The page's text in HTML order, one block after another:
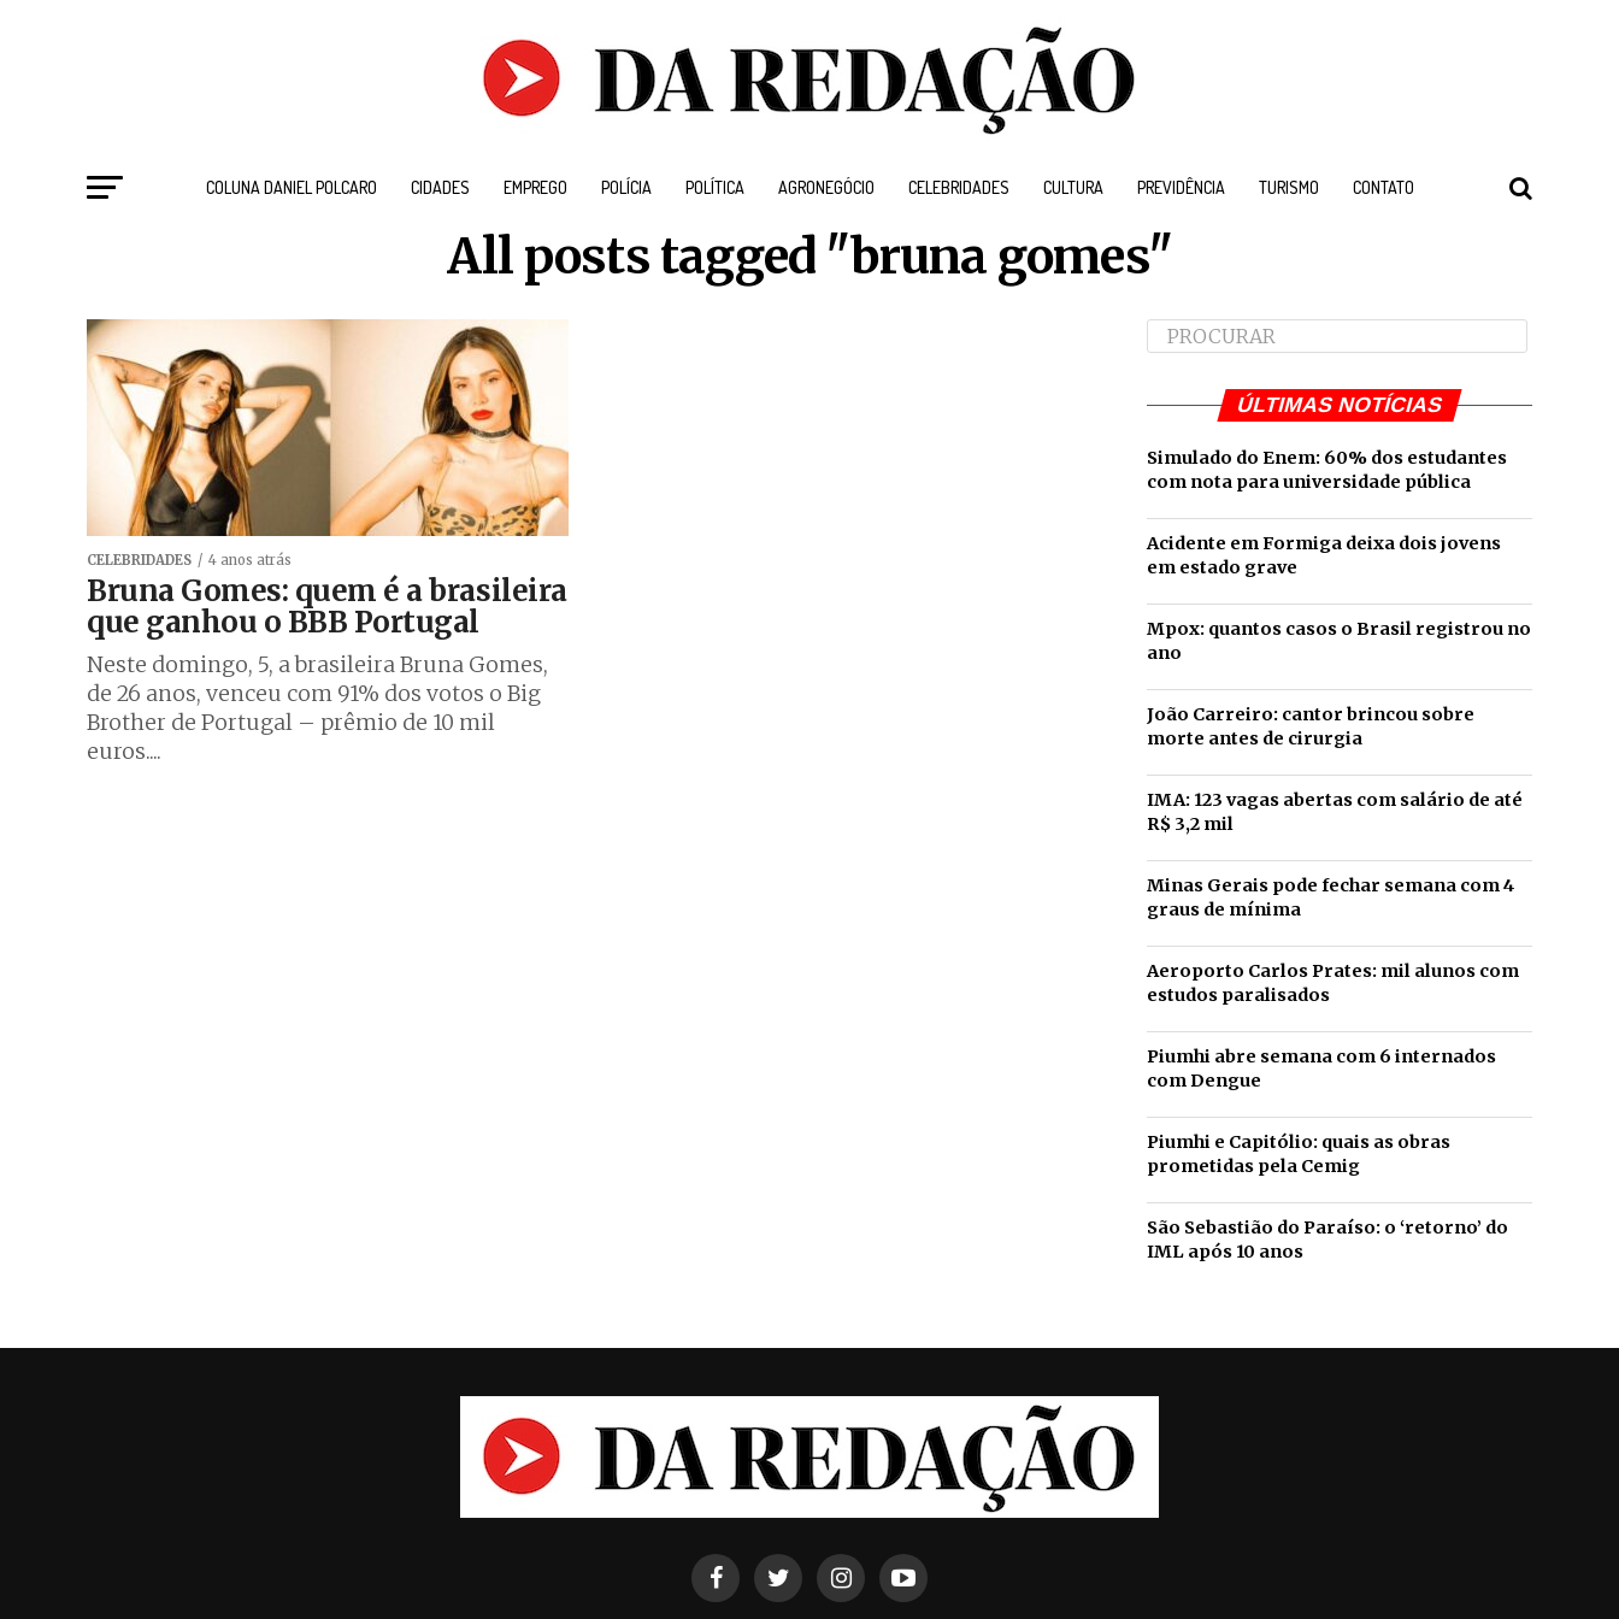
COLUNA DANIEL POLCARO CIDADES EMPREGO POLÍCIA POLÍTICA AGRONEGÓCIO CELEBRIDADES CULTURA PREVIDÊNCIA TURISMO CONTATO
All posts tagged "bruna gomes"
CELEBRIDADES 4 anos atrás
Bruna Gomes: quem é a brasileira
que ganhou o BBB Portugal
Neste domingo, 5, a brasileira Bruna Gomes,
de 26 anos, venceu com 91% dos votos o Big
Brother de Portugal – prêmio de 10 mil
euros....
ÚLTIMAS NOTÍCIAS
Simulado do Enem: 60% dos estudantes
com nota para universidade pública
Acidente em Formiga deixa dois jovens
em estado grave
Mpox: quantos casos o Brasil registrou no
ano
João Carreiro: cantor brincou sobre
morte antes de cirurgia
IMA: 123 vagas abertas com salário de até
R$ 3,2 mil
Minas Gerais pode fechar semana com 4
graus de mínima
Aeroporto Carlos Prates: mil alunos com
estudos paralisados
Piumhi abre semana com 6 internados
com Dengue
Piumhi e Capitólio: quais as obras
prometidas pela Cemig
São Sebastião do Paraíso: o ‘retorno’ do
IML após 10 anos